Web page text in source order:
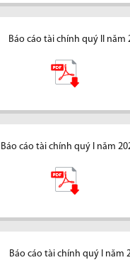
Báo cáo tài chính quý II năm
Báo cáo tài chính quý I năm
Báo cáo tài chính quý I năm